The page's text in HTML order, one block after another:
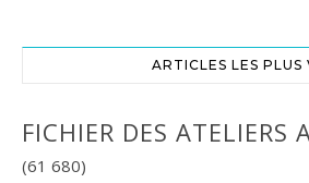
ARTICLES LES PLUS
FICHIER DES ATELIERS
(61 680)